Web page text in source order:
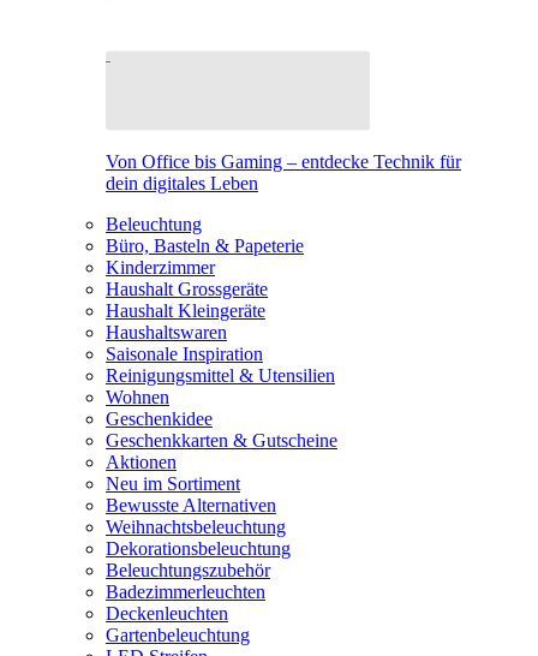
Von Office bis Gaming – entdecke Technik für
dein digitales Leben
Beleuchtung
Büro, Basteln & Papeterie
Kinderzimmer
Haushalt Grossgeräte
Haushalt Kleingeräte
Haushaltswaren
Saisonale Inspiration
Reinigungsmittel & Utensilien
Wohnen
Geschenkidee
Geschenkkarten & Gutscheine
Aktionen
Neu im Sortiment
Bewusste Alternativen
Weihnachtsbeleuchtung
Dekorationsbeleuchtung
Beleuchtungszubehör
Badezimmerleuchten
Deckenleuchten
Gartenbeleuchtung